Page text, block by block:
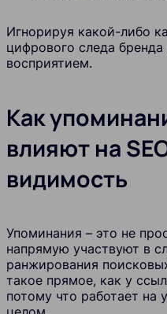
Игнорируя какой-либо
цифрового следа
восприятием.
Как
влияют на
видимость
Упоминания – это не
напрямую участвуют в
ранжирования
такое прямое, как у
потому что работает на